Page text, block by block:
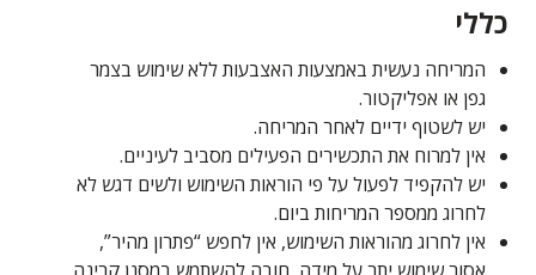
כללי
המריחה נעשית באמצעות האצבעות ללא שימוש בצמר
גפן או אפליקטור.
יש לשטוף ידיים לאחר המריחה.
אין למרוח את התכשירים הפעילים מסביב לעיניים.
יש להקפיד לפעול על פי הוראות השימוש ולשים דגש לא
לחרוג ממספר המריחות ביום.
אין לחרוג מהוראות השימוש, אין לחפש “פתרון מהיר”,
אסור שימוש יתר על מידה, חובה להשתמש במסנן קרינה